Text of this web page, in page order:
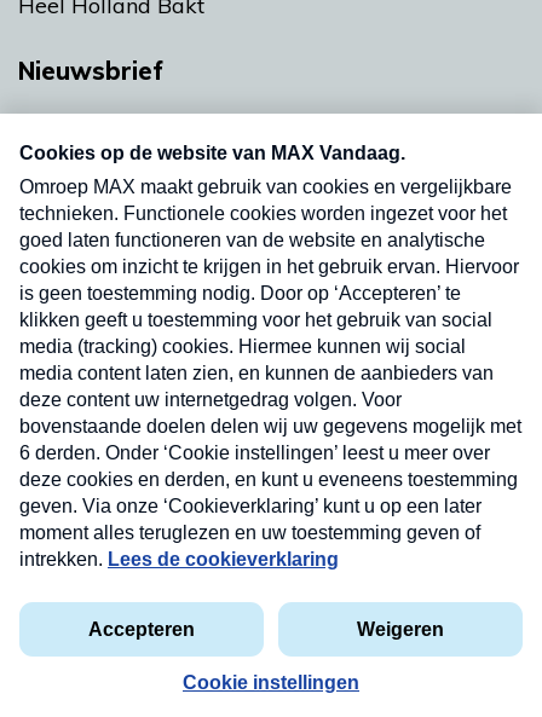
Nieuwsbrief
nieuwsbrief. Elke vrijdag- en dinsdagochtend in
uw mailbox.
Verzend
Privacyverklaring
Cookieverklaring
Kwetsbaarheid melden
Copyright © 2026 MAX Vandaag - Omroep MAX
Nieuwsbrief
Neem hier een gratis abonnement op onze
nieuwsbrief. Elke vrijdag- en dinsdagochtend in uw